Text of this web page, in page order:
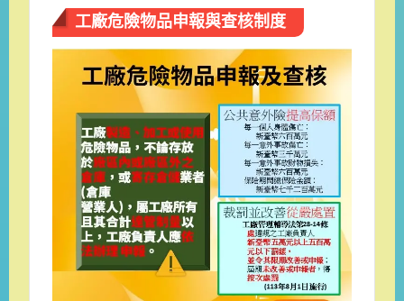
工廠危險物品申報與查核制度